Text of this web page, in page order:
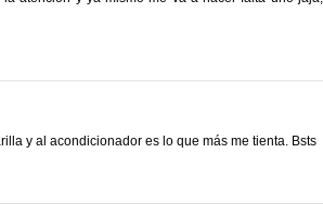
y al acondicionador es lo que más me tienta. Bsts